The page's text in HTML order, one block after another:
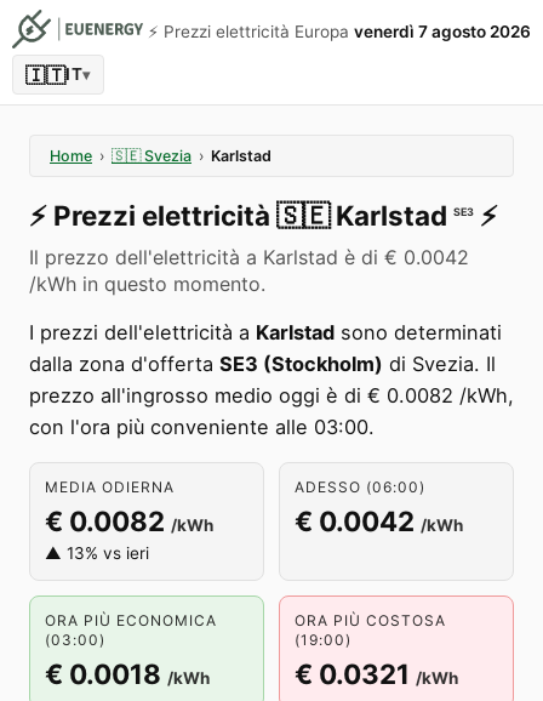
⚡️ Prezzi elettricità Europa venerdì 7 agosto 2026
🇮🇹IT▾
Home › 🇸🇪 Svezia › Karlstad
⚡️ Prezzi elettricità 🇸🇪 Karlstad SE3 ⚡️
Il prezzo dell'elettricità a Karlstad è di € 0.0042
/kWh in questo momento.
I prezzi dell'elettricità a Karlstad sono determinati
dalla zona d'offerta SE3 (Stockholm) di Svezia. Il
prezzo all'ingrosso medio oggi è di € 0.0082 /kWh,
con l'ora più conveniente alle 03:00.
MEDIA ODIERNA
€ 0.0082 /kWh
▲ 13% vs ieri
ADESSO (06:00)
€ 0.0042 /kWh
ORA PIÙ ECONOMICA
(03:00)
€ 0.0018 /kWh
ORA PIÙ COSTOSA
(19:00)
€ 0.0321 /kWh